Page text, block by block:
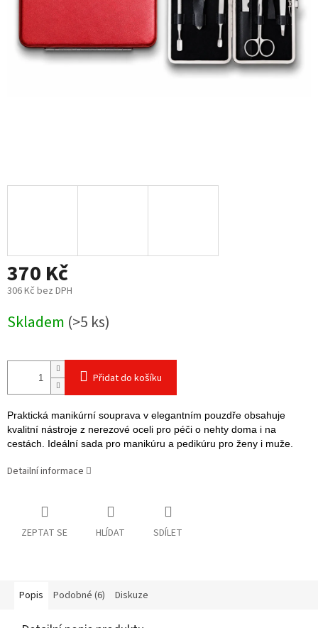
370 Kč
306 Kč bez DPH
cena:
Skladem (>5 ks)
Přidat do košíku
Praktická manikúrní souprava v elegantním pouzdře obsahuje
kvalitní nástroje z nerezové oceli pro péči o nehty doma i na
cestách. Ideální sada pro manikúru a pedikúru pro ženy i muže.
Detailní informace
ZEPTAT SE HLÍDAT SDÍLET
Popis Podobné (6) Diskuze